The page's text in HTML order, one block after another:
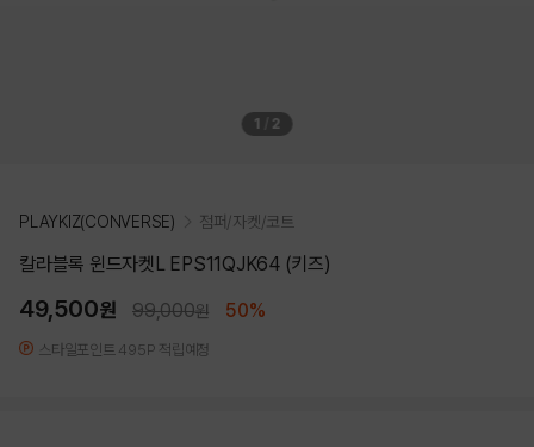
1 2
PLAYKIZ(CONVERSE) 점퍼/자켓/코트
칼라블록 윈드자켓L EPS11QJK64 (키즈)
49,500원 99,000원 50%
스타일포인트 495P 적립예정